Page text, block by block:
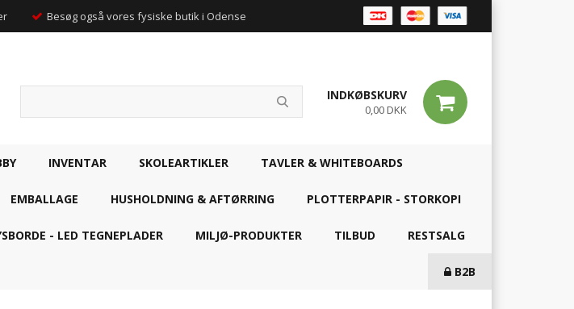
Besøg også vores fysiske butik i Odense
INDKØBSKURV
0,00 DKK
INVENTAR SKOLEARTIKLER TAVLER & WHITEBOARDS
EMBALLAGE HUSHOLDNING & AFTØRRING PLOTTERPAPIR - STORKOPI
- LED TEGNEPLADER MILJØ-PRODUKTER TILBUD RESTSALG
B2B